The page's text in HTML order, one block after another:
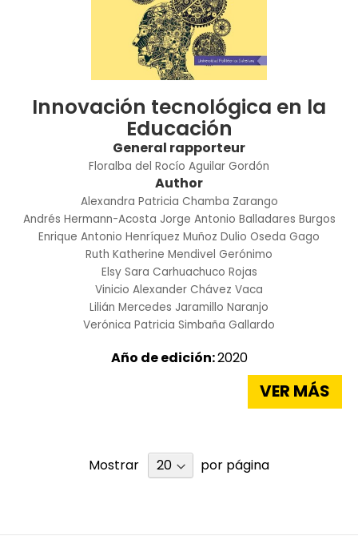
Innovación tecnológica en la
Educación
General rapporteur
Floralba del Rocío Aguilar Gordón
Author
Alexandra Patricia Chamba Zarango
Andrés Hermann-Acosta Jorge Antonio Balladares Burgos
Enrique Antonio Henríquez Muñoz Dulio Oseda Gago
Ruth Katherine Mendivel Gerónimo
Elsy Sara Carhuachuco Rojas
Vinicio Alexander Chávez Vaca
Lilián Mercedes Jaramillo Naranjo
Verónica Patricia Simbaña Gallardo
Año de edición:2020
VER MÁS
Mostrar por página